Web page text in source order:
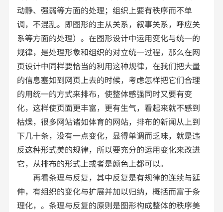
动静、强弱等方面的处理；组织上要有秩序而不单
调，不混乱。即图形的主从关系，叙事关系，呼应关
系等方面的处理）。在图形设计中运用变化与统一的
规律，是处理形象和组织的对立统一过程，那么在网
页设计中同样要恰当的利用这种规律，在我们把大量
的信息塞如到网页上去的时候，考虑怎样把它们合理
的用统一的方式来排布，使整体感强同时又要有变
化，这样使页面更丰富，更有生气，看起来就不感到
枯燥，很多网站诸如体育的网站，排布的新闻从上到
下几十条，没有一点变化，显得单调而乏味，就是违
反这种形式美的规律，所以要充分的运用变化来改进
它，从排布的形式上或者是颜色上都可以。
再看条理与反复，其中反复是有规律的连续与延
伸，有组织的变化与扩展并加以归纳，概括而富于条
理化，。条理与反复的原则是图形构成整体的秩序美